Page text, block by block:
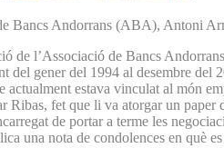
Bancs Andorrans (ABA), Antoni
de l’Associació de Bancs
del gener del 1994 al desembre del
actualment estava vinculat al món
Ribas, fet que li va atorgar un
de portar a terme les
una nota de condolences en què